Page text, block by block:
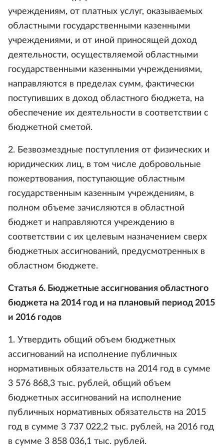
учреждениям, от платных услуг, оказываемых
областными государственными казенными
учреждениями, и от иной приносящей доход
деятельности, осуществляемой областными
государственными казенными учреждениями,
направляются в пределах сумм, фактически
поступивших в доход областного бюджета, на
обеспечение их деятельности в соответствии с
бюджетной сметой.
2. Безвозмездные поступления от физических и
юридических лиц, в том числе добровольные
пожертвования, поступающие областным
государственным казенным учреждениям, в
полном объеме зачисляются в областной
бюджет и направляются учреждению в
соответствии с их целевым назначением сверх
бюджетных ассигнований, предусмотренных в
областном бюджете.
Статья 6. Бюджетные ассигнования областного
бюджета на 2014 год и на плановый период 2015
и 2016 годов
1. Утвердить общий объем бюджетных
ассигнований на исполнение публичных
нормативных обязательств на 2014 год в сумме
3 576 868,3 тыс. рублей, общий объем
бюджетных ассигнований на исполнение
публичных нормативных обязательств на 2015
год в сумме 3 737 022,2 тыс. рублей, на 2016 год
в сумме 3 858 036,1 тыс. рублей.